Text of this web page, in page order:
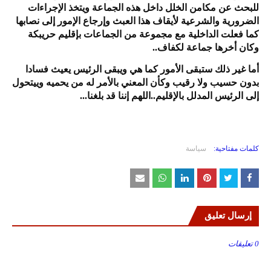
للبحث عن مكامن الخلل داخل هذه الجماعة ويتخذ الإجراءات
الضرورية والشرعية لأيقاف هذا العبث وإرجاع الإمور إلى نصابها
كما فعلت الداخلية مع مجموعة من الجماعات بإقليم حريبكة
وكان أخرها جماعة لكفاف..
أما غير ذلك ستبقى الأمور كما هي ويبقى الرئيس يعيث فسادا
بدون حسيب ولا رقيب وكأن المعني بالأمر له من يحميه وييتحول
إلى الرئيس المدلل بالإقليم..اللهم إننا قد بلغنا...
كلمات مفتاحية: سياسة
إرسال تعليق
0 تعليقات